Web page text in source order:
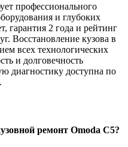
профессионального
и глубоких
гарантия 2 года и рейтинг
Восстановление кузова в
всех технологических
и долговечность
диагностику доступна по
ремонт Omoda C5?